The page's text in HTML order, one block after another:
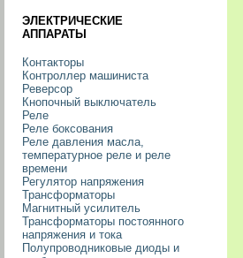
ЭЛЕКТРИЧЕСКИЕ
АППАРАТЫ
Контакторы
Контроллер машиниста
Реверсор
Кнопочный выключатель
Реле
Реле боксования
Реле давления масла,
температурное реле и реле
времени
Регулятор напряжения
Трансформаторы
Магнитный усилитель
Трансформаторы постоянного
напряжения и тока
Полупроводниковые диоды и